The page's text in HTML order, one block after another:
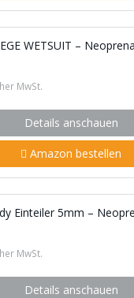
WETSUIT –
MwSt.
Details anschauen
Amazon bestellen
Einteiler 5mm –
MwSt.
Details anschauen